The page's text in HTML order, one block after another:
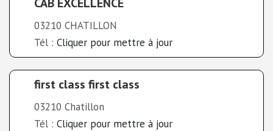
03210 CHATILLON
Tél : Cliquer pour mettre à jour
first class first class
03210 Chatillon
Tél : Cliquer pour mettre à jour